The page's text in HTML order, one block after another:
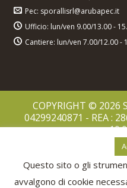
Pec: sporallisrl@arubapec.it
Ufficio: lun/ven 9.00/13.00 -
Cantiere: lun/ven 7.00/12.00 -
COPYRIGHT © 2026
04299240871 - REA :
Questo sito o gli
avvalgono di cookie